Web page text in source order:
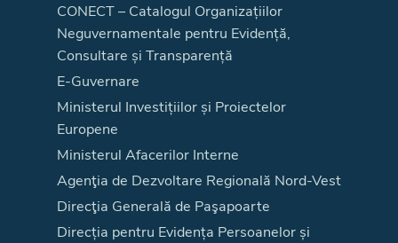
CONECT – Catalogul Organizațiilor
Neguvernamentale pentru Evidență,
Consultare și Transparență
E-Guvernare
Ministerul Investițiilor și Proiectelor
Europene
Ministerul Afacerilor Interne
Agenţia de Dezvoltare Regională Nord-Vest
Direcţia Generală de Paşapoarte
Direcția pentru Evidența Persoanelor și